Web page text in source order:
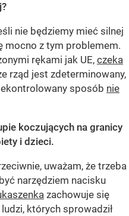
nie będziemy mieć silnej
mocno z tym problemem.
rękami jak UE, czeka
rząd jest zdeterminowany,
sposób nie
koczujących na granicy
i dzieci.
uważam, że trzeba
narzędziem nacisku
zachowuje się
których sprowadził